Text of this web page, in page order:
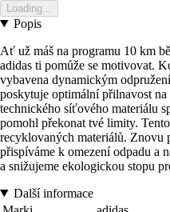
Loading...
Popis
Ať už máš na programu 10 km
adidas ti pomůže se motivovat.
vybavena dynamickým
poskytuje optimální přilnavost
technického síťového materiálu
pomohl překonat tvé limity.
recyklovaných materiálů. Znovu
přispíváme k omezení odpadu a
a snižujeme ekologickou stopu
Další informace